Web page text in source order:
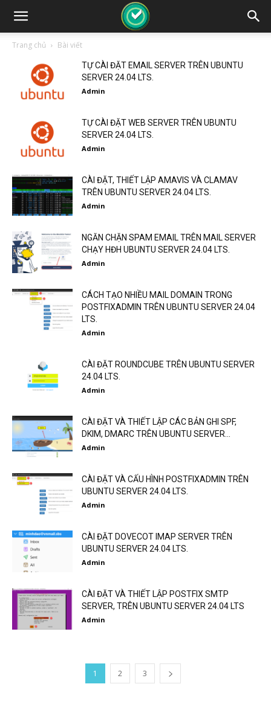
Trang chủ Bài viết
TỰ CÀI ĐẶT EMAIL SERVER TRÊN UBUNTU
SERVER 24.04 LTS.
Admin
TỰ CÀI ĐẶT WEB SERVER TRÊN UBUNTU
SERVER 24.04 LTS.
Admin
CÀI ĐẶT, THIẾT LẬP AMAVIS VÀ CLAMAV
TRÊN UBUNTU SERVER 24.04 LTS.
Admin
NGĂN CHẶN SPAM EMAIL TRÊN MAIL SERVER
CHẠY HĐH UBUNTU SERVER 24.04 LTS.
Admin
CÁCH TẠO NHIỀU MAIL DOMAIN TRONG
POSTFIXADMIN TRÊN UBUNTU SERVER 24.04
LTS.
Admin
CÀI ĐẶT ROUNDCUBE TRÊN UBUNTU SERVER
24.04 LTS.
Admin
CÀI ĐẶT VÀ THIẾT LẬP CÁC BẢN GHI SPF,
DKIM, DMARC TRÊN UBUNTU SERVER...
Admin
CÀI ĐẶT VÀ CẤU HÌNH POSTFIXADMIN TRÊN
UBUNTU SERVER 24.04 LTS.
Admin
CÀI ĐẶT DOVECOT IMAP SERVER TRÊN
UBUNTU SERVER 24.04 LTS.
Admin
CÀI ĐẶT VÀ THIẾT LẬP POSTFIX SMTP
SERVER, TRÊN UBUNTU SERVER 24.04 LTS
Admin
1 2 3